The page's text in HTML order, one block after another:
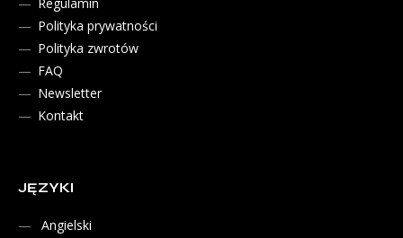
Polityka prywatności
Polityka zwrotów
FAQ
Newsletter
Kontakt
JĘZYKI
Angielski